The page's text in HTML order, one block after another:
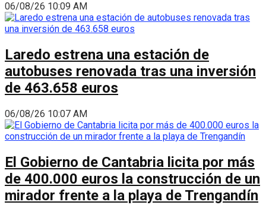
06/08/26 10:09 AM
Laredo estrena una estación de
autobuses renovada tras una inversión
de 463.658 euros
06/08/26 10:07 AM
El Gobierno de Cantabria licita por más
de 400.000 euros la construcción de un
mirador frente a la playa de Trengandín